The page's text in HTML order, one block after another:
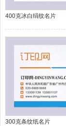
400克冰白绢纹名片
300克条纹纸名片